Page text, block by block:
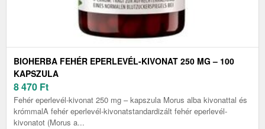
BIOHERBA FEHÉR EPERLEVÉL-KIVONAT 250 MG – 100
KAPSZULA
8 470 Ft
Fehér eperlevél-kivonat 250 mg – kapszula Morus alba kivonattal és
krómmalA fehér eperlevél-kivonatstandardizált fehér eperlevél-
kivonatot (Morus a...